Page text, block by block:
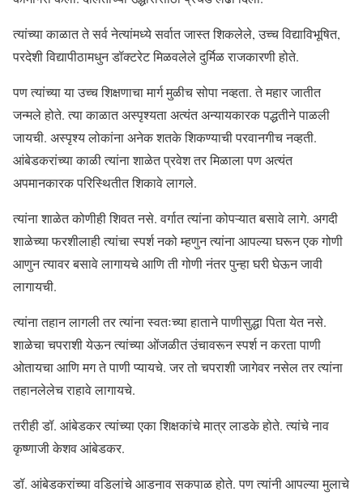
त्यांच्या काळात ते सर्व नेत्यांमध्ये सर्वात जास्त शिकलेले, उच्च विद्याविभूषित,
परदेशी विद्यापीठामधुन डॉक्टरेट मिळवलेले दुर्मिळ राजकारणी होते.
पण त्यांच्या या उच्च शिक्षणाचा मार्ग मुळीच सोपा नव्हता. ते महार जातीत
जन्मले होते. त्या काळात अस्पृश्यता अत्यंत अन्यायकारक पद्धतीने पाळली
जायची. अस्पृश्य लोकांना अनेक शतके शिकण्याची परवानगीच नव्हती.
आंबेडकरांच्या काळी त्यांना शाळेत प्रवेश तर मिळाला पण अत्यंत
अपमानकारक परिस्थितीत शिकावे लागले.
त्यांना शाळेत कोणीही शिवत नसे. वर्गात त्यांना कोपऱ्यात बसावे लागे. अगदी
शाळेच्या फरशीलाही त्यांचा स्पर्श नको म्हणुन त्यांना आपल्या घरून एक गोणी
आणुन त्यावर बसावे लागायचे आणि ती गोणी नंतर पुन्हा घरी घेऊन जावी
लागायची.
त्यांना तहान लागली तर त्यांना स्वतःच्या हाताने पाणीसुद्धा पिता येत नसे.
शाळेचा चपराशी येऊन त्यांच्या ओंजळीत उंचावरून स्पर्श न करता पाणी
ओतायचा आणि मग ते पाणी प्यायचे. जर तो चपराशी जागेवर नसेल तर त्यांना
तहानलेलेच राहावे लागायचे.
तरीही डॉ. आंबेडकर त्यांच्या एका शिक्षकांचे मात्र लाडके होते. त्यांचे नाव
कृष्णाजी केशव आंबेडकर.
डॉ. आंबेडकरांच्या वडिलांचे आडनाव सकपाळ होते. पण त्यांनी आपल्या मुलाचे